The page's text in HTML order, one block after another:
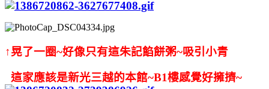
↑晃了一圈~好像只有這朱記餡餅粥~吸引小青
這家應該是新光三越的本館~B1樓感覺好擁擠~